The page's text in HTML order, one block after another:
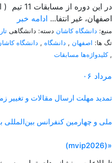
اصفهان، غیر انتفا... ادامه خبر
منبع: دانشگاه کاشان دسته: دانشگاهی تاریخ:
تگ ها: اصفهان , دانشگاه , دانشگاه
کلیدواژه‌ها مسابقات,
۰۶ مرداد
تمدید مهلت ارسال مقالات و تغییر
ملی و چهارمین کنفرانس بین‌المللی
(mvip2026)»